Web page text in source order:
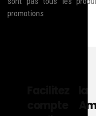
promotions.
Facilitez
compte